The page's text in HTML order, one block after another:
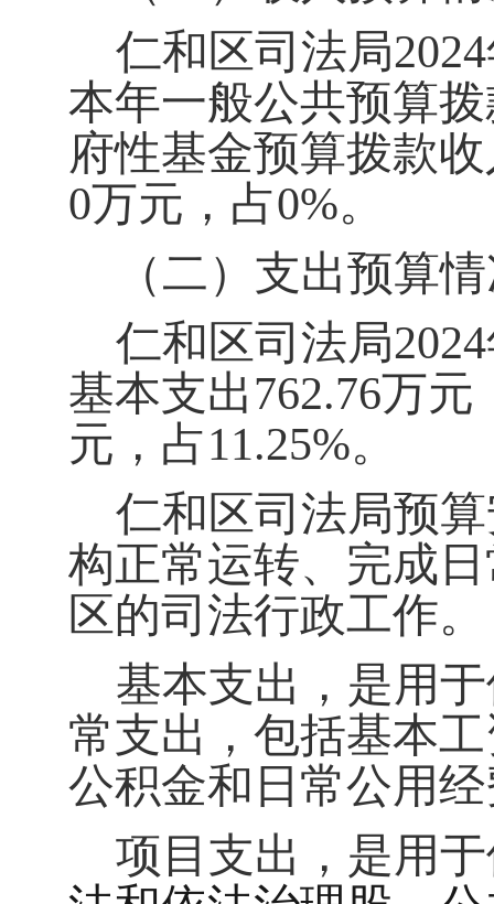
仁和区司法局2024
本年一般公共预算
府性基金预算拨款
0万元 ，占0%。
（二）支出预算
仁和区司法局2024
基本支出762.76万元
元 ，占11.25%。
仁和区司法局预
构正常运转、完成
区的司法行政工作。
基本支出，是用
常支出，包括基本
公积金和日常公用
项目支出，是用